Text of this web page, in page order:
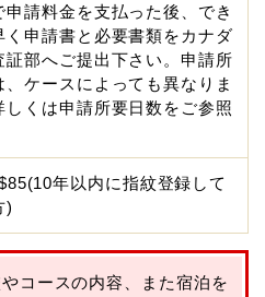
申請料金を支払った後、でき
く申請書と必要書類をカナダ
証部へご提出下さい。申請所
、ケースによっても異なりま
しくは申請所要日数をご参照
年以内に指紋登録して
)
コースの内容、また宿泊を